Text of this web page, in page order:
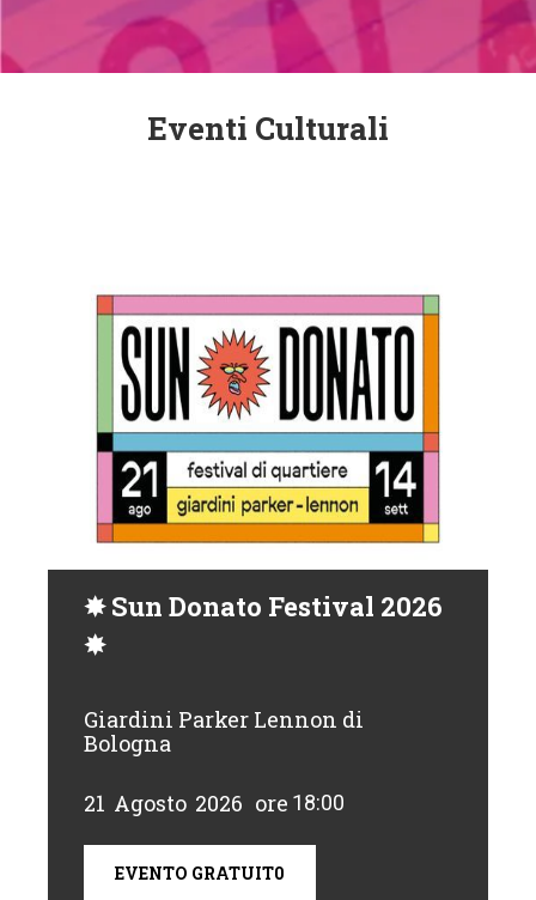
Eventi Culturali
✸ Sun Donato Festival 2026
✸
Giardini Parker Lennon di
Bologna
21 Agosto 2026 ore 18:00
EVENTO GRATUIT0